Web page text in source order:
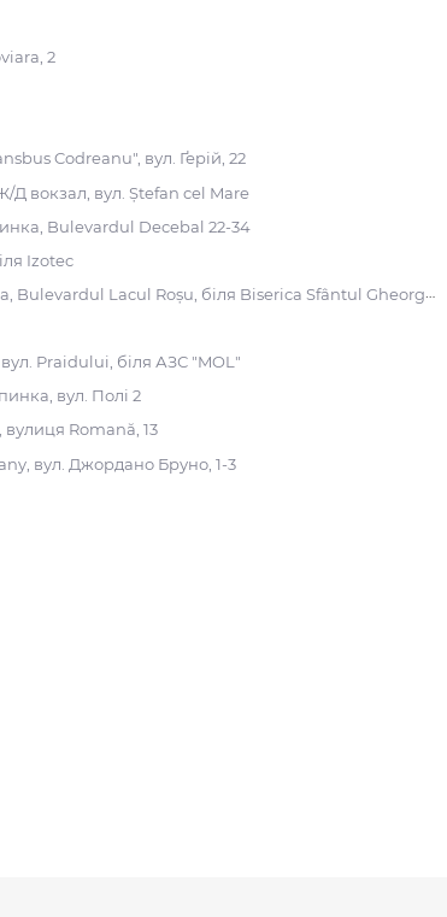
2
Codreanu", вул. Ґерій, 22
Д вокзал, вул. Ștefan cel Mare
Bulevardul Decebal 22-34
Izotec
Bulevardul Lacul Roșu, біля Biserica Sfântul Gheorghe
Praidului, біля АЗС "MOL"
вул. Полі 2
вулиця Romană, 13
вул. Джордано Бруно, 1-3